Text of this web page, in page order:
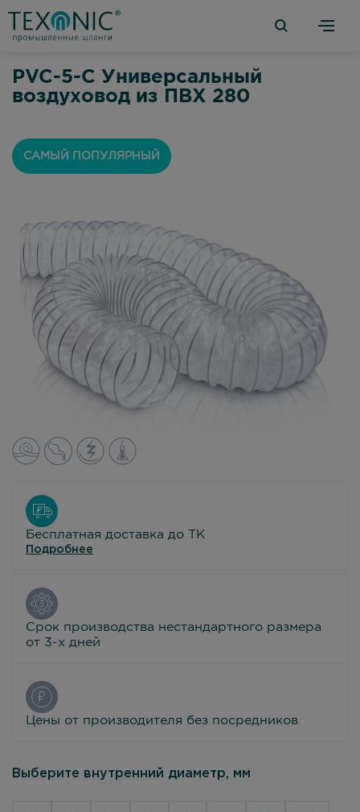
PVC-5-C Универсальный
воздуховод из ПВХ 280
САМЫЙ ПОПУЛЯРНЫЙ
Бесплатная доставка до ТК
Подробнее
Срок производства нестандартного размера
от 3-х дней
Цены от производителя без посредников
Выберите внутренний диаметр, мм